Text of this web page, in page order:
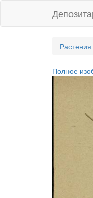
Растения
Полное